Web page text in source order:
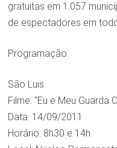
gratuitas em 1.057
de espectadores em
Programação:
São Luis
Filme: “Eu e Meu Guarda
Data: 14/09/2011
Horário: 8h30 e 14h